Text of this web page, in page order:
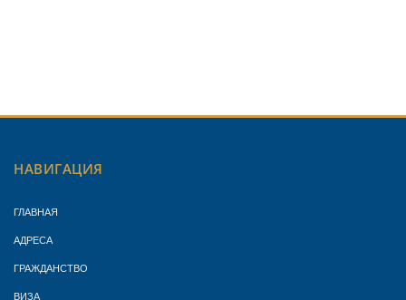
НАВИГАЦИЯ
ГЛАВНАЯ
АДРЕСА
ГРАЖДАНСТВО
ВИЗА